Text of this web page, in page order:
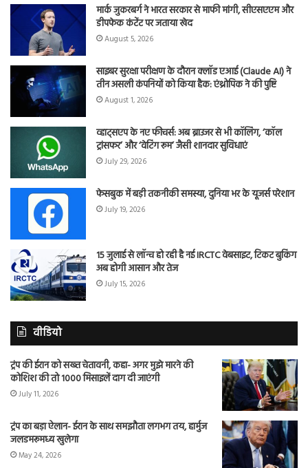
मार्क जुकरबर्ग ने भारत सरकार से माफी मांगी, सीएसएएम और
डीपफेक कंटेंट पर जताया खेद
August 5, 2026
साइबर सुरक्षा परीक्षण के दौरान क्लॉड एआई (Claude AI) ने
तीन असली कंपनियों को किया हैक: एंथ्रोपिक ने की पुष्टि
August 1, 2026
व्हाट्सएप के नए फीचर्स: अब ब्राउजर से भी कॉलिंग, ‘कॉल
ट्रांसफर’ और ‘वेटिंग रूम’ जैसी शानदार सुविधाएं
July 29, 2026
फेसबुक में बड़ी तकनीकी समस्या, दुनिया भर के यूजर्स परेशान
July 19, 2026
15 जुलाई से लॉन्च हो रही है नई IRCTC वेबसाइट, टिकट बुकिंग
अब होगी आसान और तेज
July 15, 2026
वीडियो
ट्रंप की ईरान को सख्त चेतावनी, कहा- अगर मुझे मारने की
कोशिश की तो 1000 मिसाइलें दाग दी जाएंगी
July 11, 2026
ट्रंप का बड़ा ऐलान- ईरान के साथ समझौता लगभग तय, हार्मुज
जलडमरूमध्य खुलेगा
May 24, 2026